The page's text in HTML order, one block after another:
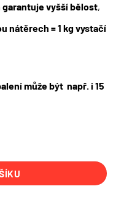
garantuje vyšší bělost,
nátěrech = 1 kg vystačí
může být např. i 15